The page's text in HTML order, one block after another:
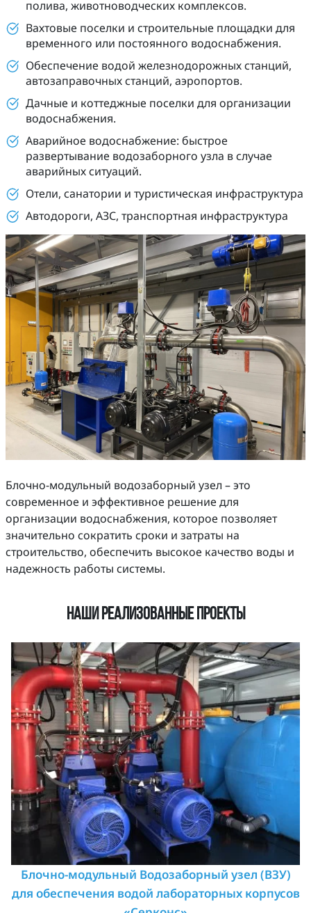
полива, животноводческих комплексов.
Вахтовые поселки и строительные площадки для
временного или постоянного водоснабжения.
Обеспечение водой железнодорожных станций,
автозаправочных станций, аэропортов.
Дачные и коттеджные поселки для организации
водоснабжения.
Аварийное водоснабжение: быстрое
развертывание водозаборного узла в случае
аварийных ситуаций.
Отели, санатории и туристическая инфраструктура
Автодороги, АЗС, транспортная инфраструктура
Блочно-модульный водозаборный узел – это
современное и эффективное решение для
организации водоснабжения, которое позволяет
значительно сократить сроки и затраты на
строительство, обеспечить высокое качество воды и
надежность работы системы.
Наши реализованные проекты
Блочно-модульный Водозаборный узел (ВЗУ)
для обеспечения водой лабораторных корпусов